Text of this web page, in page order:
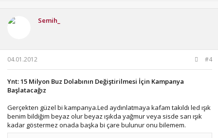
Semih_
04.01.2012 #4
Ynt: 15 Milyon Buz Dolabının Değiştirilmesi İçin Kampanya
Başlatacağız
Gerçekten güzel bi kampanya.Led aydınlatmaya kafam takıldı led ışık
benim bildiğim beyaz olur beyaz ışıkda yağmur veya sisde sarı ışık
kadar göstermez onada başka bi çare bulunur onu bilemem.